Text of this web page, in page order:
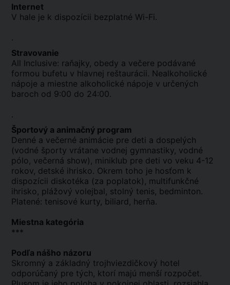
Internet
V hale je k dispozícii bezplatné Wi-Fi.
.
Stravovanie
All Inclusive: raňajky, obedy a večere podávané
formou bufetu v hlavnej reštaurácii. Nealkoholické
nápoje a miestne alkoholické nápoje v určených
baroch od 9:00 do 24:00.
.
Športový a animačný program
Denné a večerné animácie pre deti a dospelých
(vodné športy vrátane vodnej gymnastiky, vodné
pólo, večerná show), miniklub pre deti vo veku 4-12
rokov, detské ihrisko. Okrem toho je hosťom k
dispozícii diskotéka (za poplatok), multifunkčné
ihrisko, plážový volejbal, stolný tenis, bedminton.
Platené: tenisové kurty, biliard, herňa.
Miestna kategória
***
Podľa nášho názoru
Skromný a základný trojhviezdičkový hotel
odporúčaný pre tých, ktorí majú menší rozpočet.